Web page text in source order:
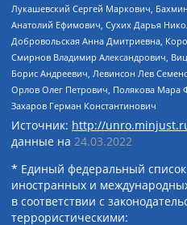
Лукашевский Сергей Маркович,
Анатолий Ефимович, Сухих Дарья
Добровольская Анна Дмитриевна,
Смирнов Владимир Александрович,
Борис Андреевич, Левинсон Лев
Орлов Олег Петрович, Полякова Мара
Захаров Герман Константинович
Источник: http://
данные на 24.03.2022
* Единый федеральный
иностранных и
в соответствии с
террористическими: